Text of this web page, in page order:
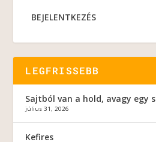
BEJELENTKEZÉS
LEGFRISSEBB
Sajtból van a hold, avagy egy
július 31, 2026
Kefires